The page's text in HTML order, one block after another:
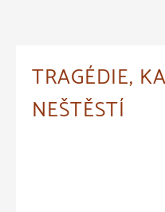
TRAGÉDIE,
NEŠTĚSTÍ